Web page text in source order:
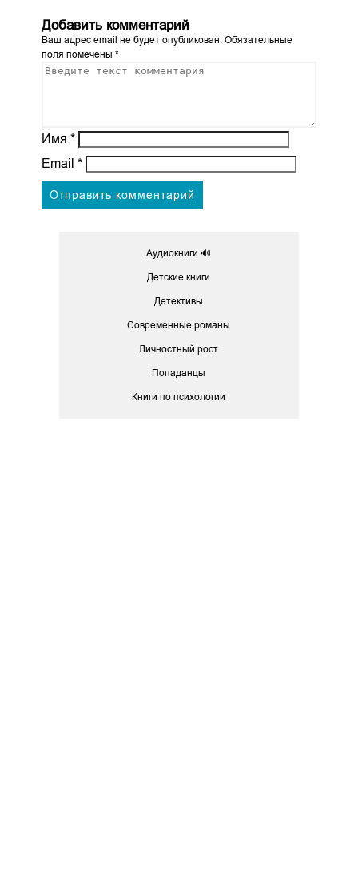
Добавить комментарий
Ваш адрес email не будет опубликован.Обязательные
поля помечены *
Имя *
Email *
Аудиокниги 🔊
Детские книги
Детективы
Современные романы
Личностный рост
Попаданцы
Книги по психологии